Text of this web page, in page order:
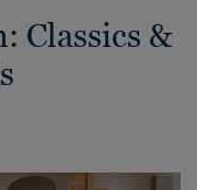
Classics &